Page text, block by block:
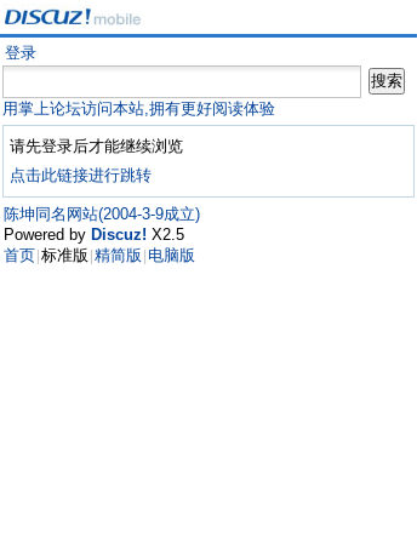
登录
用掌上论坛访问本站,拥有更好阅读体验
请先登录后才能继续浏览
点击此链接进行跳转
陈坤同名网站(2004-3-9成立)
Powered by Discuz! X2.5
首页 标准版 精简版 电脑版